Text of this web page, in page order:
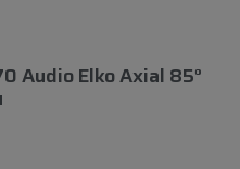
Audio Elko Axial 85°